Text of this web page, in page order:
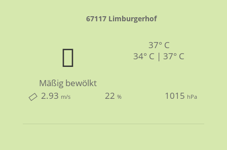
67117 Limburgerhof
Mäßig bewölkt
37° C
34° C | 37° C
2.93 m/s 22% 1015 hPa